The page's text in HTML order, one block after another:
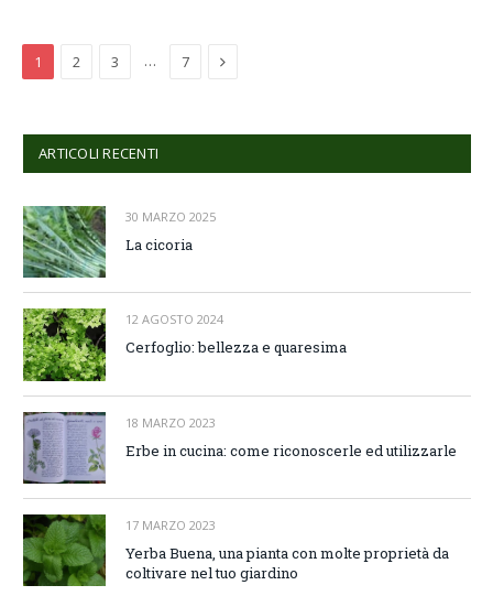
1 2 3 … 7 Next
ARTICOLI RECENTI
30 MARZO 2025
La cicoria
12 AGOSTO 2024
Cerfoglio: bellezza e quaresima
18 MARZO 2023
Erbe in cucina: come riconoscerle ed utilizzarle
17 MARZO 2023
Yerba Buena, una pianta con molte proprietà da
coltivare nel tuo giardino